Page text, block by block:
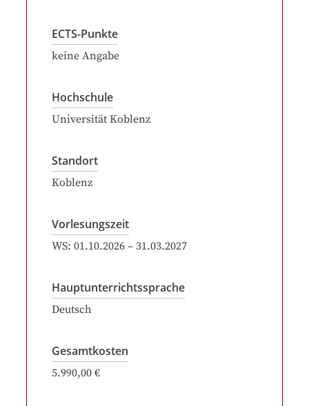
ECTS-Punkte
keine Angabe
Hochschule
Universität Koblenz
Standort
Koblenz
Vorlesungszeit
WS: 01.10.2026 – 31.03.2027
Hauptunterrichtssprache
Deutsch
Gesamtkosten
5.990,00 €